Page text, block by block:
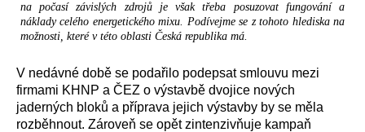
na počasí závislých zdrojů je však třeba posuzovat fungování a
náklady celého energetického mixu. Podívejme se z tohoto hlediska na
možnosti, které v této oblasti Česká republika má.
V nedávné době se podařilo podepsat smlouvu mezi
firmami KHNP a ČEZ o výstavbě dvojice nových
jaderných bloků a příprava jejich výstavby by se měla
rozběhnout. Zároveň se opět zintenzivňuje kampaň